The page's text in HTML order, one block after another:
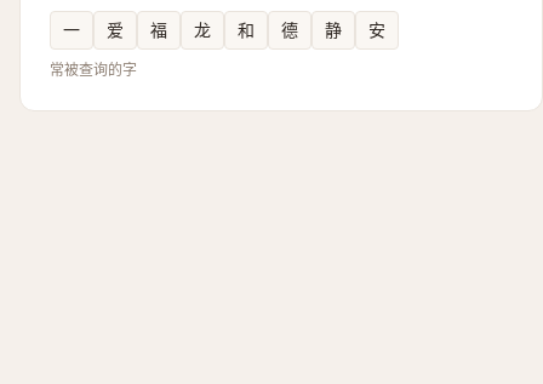
一 爱 福 龙 和 德 静 安
常被查询的字